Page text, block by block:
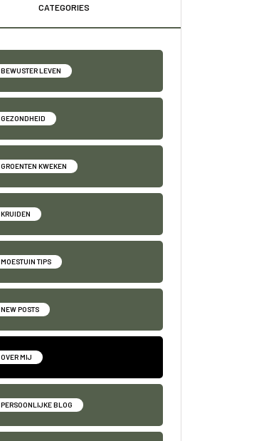
CATEGORIES
BEWUSTER LEVEN
GEZONDHEID
GROENTEN KWEKEN
KRUIDEN
MOESTUIN TIPS
NEW POSTS
OVER MIJ
PERSOONLIJKE BLOG